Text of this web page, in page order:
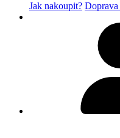
Jak nakoupit? Doprava